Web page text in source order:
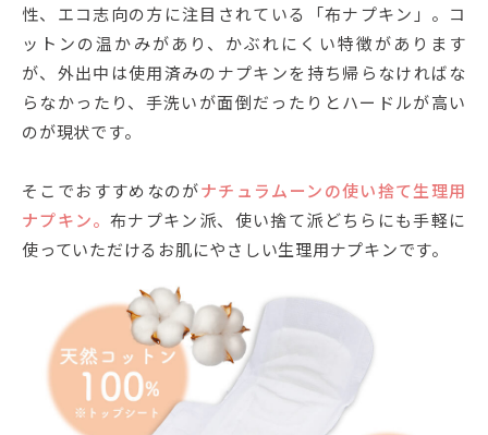
性、エコ志向の方に注目されている「布ナプキン」。コ
ットンの温かみがあり、かぶれにくい特徴があります
が、外出中は使用済みのナプキンを持ち帰らなければな
らなかったり、手洗いが面倒だったりとハードルが高い
のが現状です。
そこでおすすめなのがナチュラムーンの使い捨て生理用
ナプキン。 布ナプキン派、使い捨て派どちらにも手軽に
使っていただけるお肌にやさしい生理用ナプキンです。